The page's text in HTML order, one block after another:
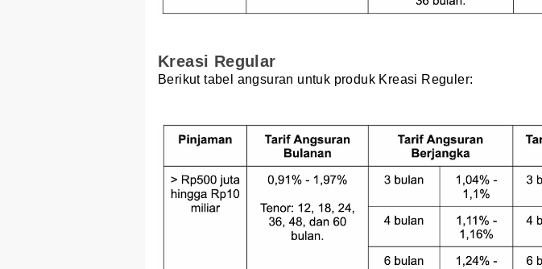
Kreasi Regular
Berikut tabel angsuran untuk produk Kreasi Reguler: